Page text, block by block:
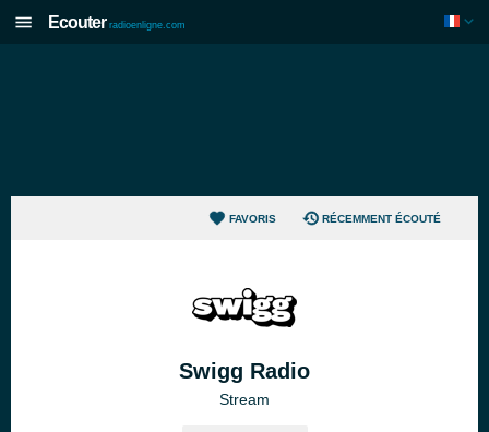
Ecouter radioenligne.com
FAVORIS RÉCEMMENT ÉCOUTÉ
Swigg Radio
Stream